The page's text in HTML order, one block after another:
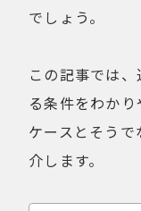
でしょう。
この記事では
る条件をわか
ケースとそう
介します。